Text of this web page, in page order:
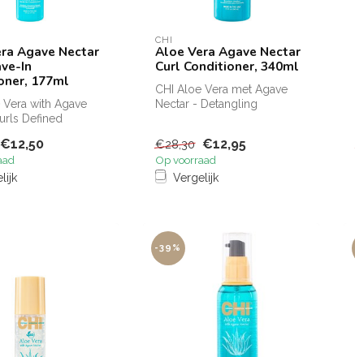
Agave Nectar
In
177ml
Vera with Agave
Defined
€12,50
CHI
Aloe Vera Agave Nectar
Curl Conditioner, 340ml
CHI Aloe Vera met Agave
Nectar - Detangling
€28,30 €12,95
Op voorraad
Vergelijk
-39%